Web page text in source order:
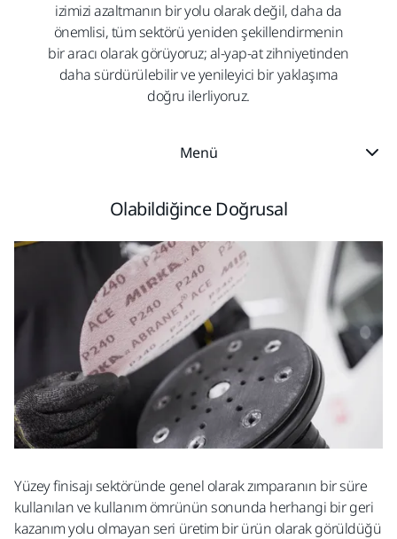
izimizi azaltmanın bir yolu olarak değil, daha da
önemlisi, tüm sektörü yeniden şekillendirmenin
bir aracı olarak görüyoruz; al-yap-at zihniyetinden
daha sürdürülebilir ve yenileyici bir yaklaşıma
doğru ilerliyoruz.
Menü
Olabildiğince Doğrusal​
Yüzey finisajı sektöründe genel olarak zımparanın bir süre
kullanılan ve kullanım ömrünün sonunda herhangi bir geri
kazanım yolu olmayan seri üretim bir ürün olarak görüldüğü